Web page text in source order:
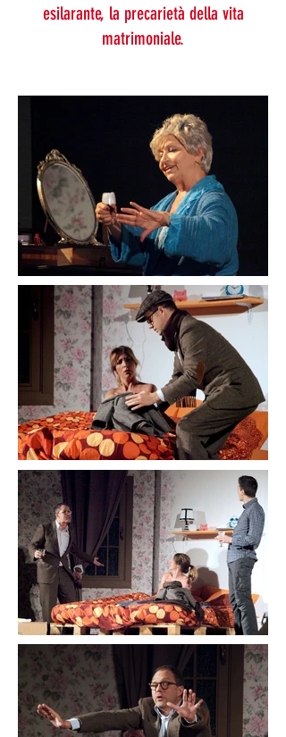
esilarante, la precarietà della vita
matrimoniale.